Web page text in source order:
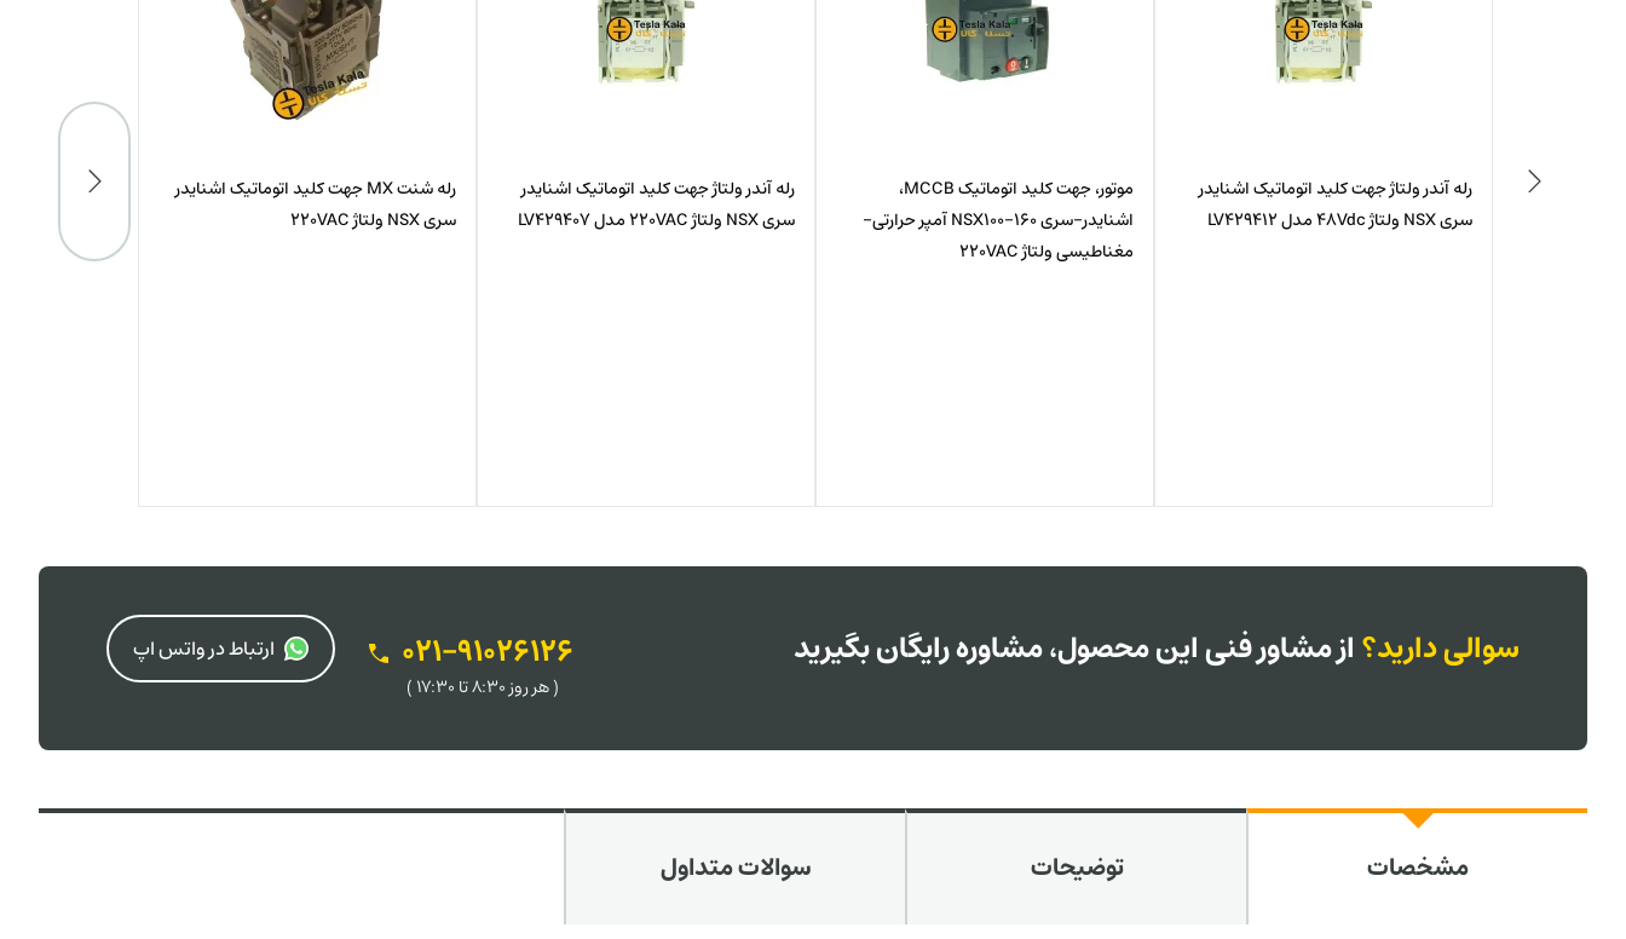
اشنایدر
موتور، جهت کلید اتوماتیک MCCB،
اشنایدر-سری NSX100-160 آمپر حرارتی-
رله آندر ولتاژ جهت کلید اتوماتیک اشنایدر
سری NSX ولتاژ 220VAC مدل LV429407
رله شنت MX جهت کلید اتوماتیک اشنایدر
سری NSX ولتاژ 220VAC
کنتاکت کمکی کلید اتوماتیک اشنایدر سری
سوالی دارید؟از مشاور فنی این محصول، مشاوره رایگان بگیرید 021-91026126
( هر روز 8:30 تا 17:30 )
ارتباط در واتس اپ
مشخصات توضیحات سوالات متداول